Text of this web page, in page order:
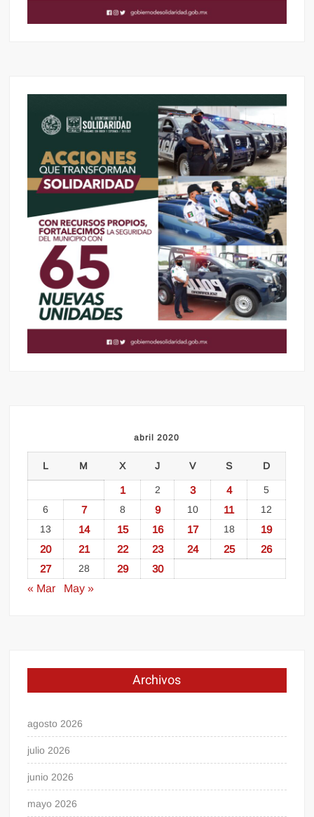
abril 2020
L M X J V S D
1 2 3 4
5
6
7 8 9 10 11
12
13
14 15 16 17 18
19
20
21 22 23 24 25
26
27
28 29
30
« Mar
May »
Archivos
agosto 2026
julio 2026
junio 2026
mayo 2026